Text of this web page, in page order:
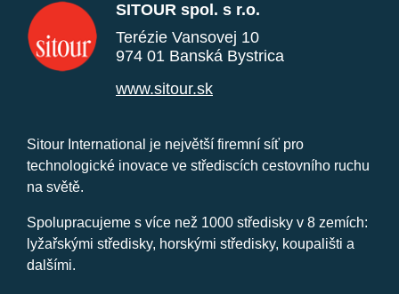
SITOUR spol. s r.o.
Terézie Vansovej 10
974 01 Banská Bystrica
www.sitour.sk
Sitour International je největší firemní síť pro
technologické inovace ve střediscích cestovního ruchu
na světě.
Spolupracujeme s více než 1000 středisky v 8 zemích:
lyžařskými středisky, horskými středisky, koupališti a
dalšími.